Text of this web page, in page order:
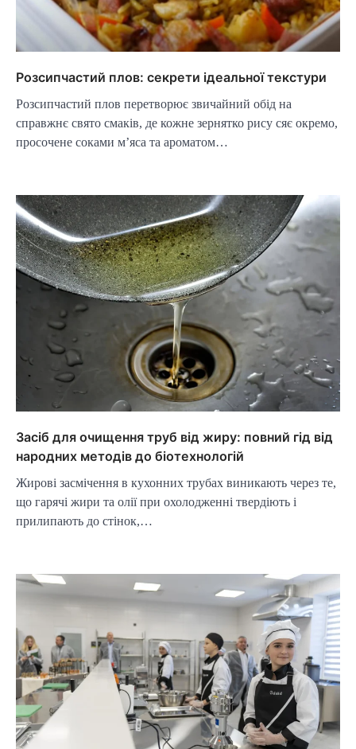
Розсипчастий плов: секрети ідеальної текстури
Розсипчастий плов перетворює звичайний обід на
справжнє свято смаків, де кожне зернятко рису сяє окремо,
просочене соками м’яса та ароматом…
Засіб для очищення труб від жиру: повний гід від
народних методів до біотехнологій
Жирові засмічення в кухонних трубах виникають через те,
що гарячі жири та олії при охолодженні твердіють і
прилипають до стінок,…